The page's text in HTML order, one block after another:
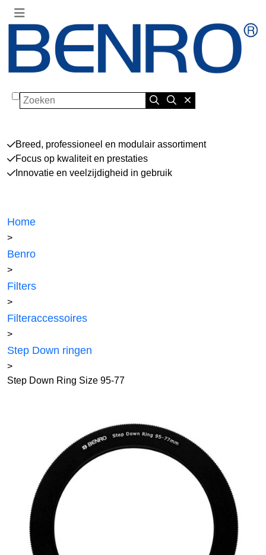
Zoeken
Breed, professioneel en modulair assortiment
Focus op kwaliteit en prestaties
Innovatie en veelzijdigheid in gebruik
Home
>
Benro
>
Filters
>
Filteraccessoires
>
Step Down ringen
>
Step Down Ring Size 95-77